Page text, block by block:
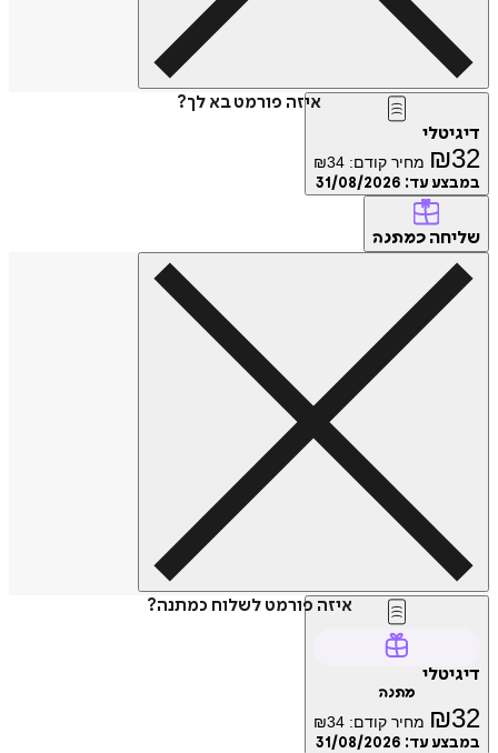
איזה פורמט בא לך?
דיגיטלי
₪32 מחיר קודם: ₪34
במבצע עד: 31/08/2026
שליחה כמתנה
איזה פורמט לשלוח כמתנה?
דיגיטלי
מתנה
₪32 מחיר קודם: ₪34
במבצע עד: 31/08/2026